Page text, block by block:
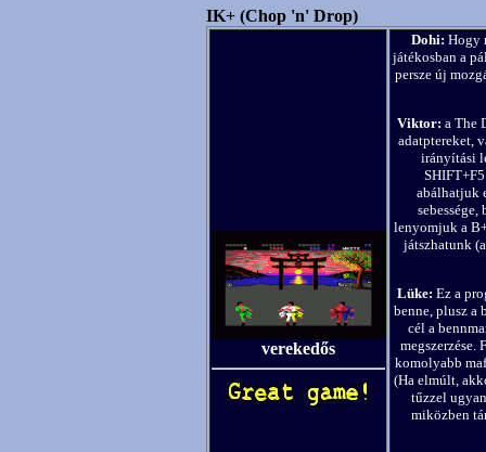
IK+ (Chop 'n' Drop)
verekedős
Dohi: Hogy
játékosban a
persze új
Viktor: a The
adatptereket,
irányítási
abálhatjuk
lenyomjuk a
játszhatunk
Lüke: Ez a
benne, plusz a
cél a
megszerzése.
komolyabb
(Ha elmúlt,
tűzzel
miközben